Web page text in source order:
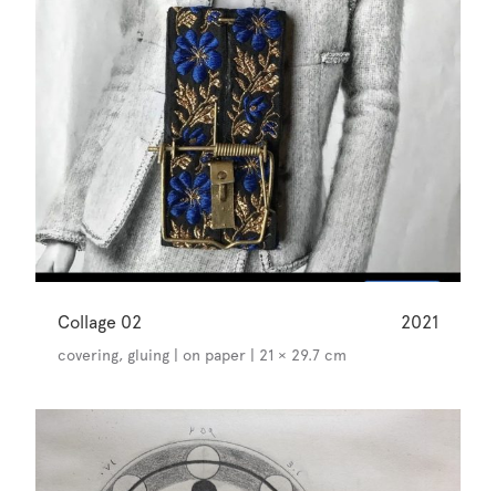
Collage 02 2021
covering, gluing | on paper | 21 × 29.7 cm